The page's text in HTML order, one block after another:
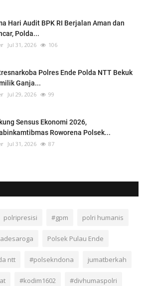
Hari Audit BPK RI Berjalan Aman dan
Polda...
Jul 31, 2026 106
Polres Ende Polda NTT Bekuk
Ganja...
Jul 29, 2026 99
Sensus Ekonomi 2026,
Roworena Polsek...
Jul 31, 2026 87
polripresisi #gpm polri humanis
Polsek Pulau Ende
ntt #polsekndona jumatberkah
#kodim1602 #divhumaspolri